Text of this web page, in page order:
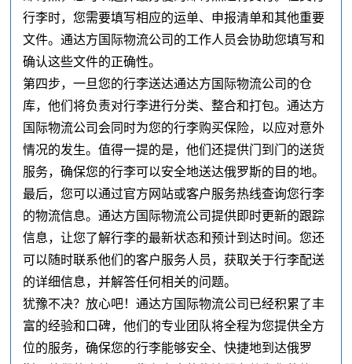
行李时，您需要填写相应的运单、申报清单和其他重要
文件。通达方国际物流公司的工作人员会协助您填写和
确认这些文件的正确性。
第四步，一旦您的行李送达通达方国际物流公司的仓
库，他们将负责对行李进行分类、整合和打包。通达方
国际物流公司会同时为您的行李购买保险，以应对意外
情况的发生。值得一提的是，他们还提供门到门的送货
服务，确保您的行李可以安全地送达俄罗斯的目的地。
最后，您可以通过官方网站或客户服务热线查询您行李
的物流信息。通达方国际物流公司提供即时更新的跟踪
信息，让您了解行李的最新状态和预计到达时间。您还
可以随时联系他们的客户服务人员，获取关于行李配送
的详细信息，并解答任何相关的问题。
犹豫不决？放心吧！通达方国际物流公司已经积累了丰
富的经验和口碑，他们的专业团队将全程为您提供全方
位的服务，确保您的行李能够安全、快捷地到达俄罗